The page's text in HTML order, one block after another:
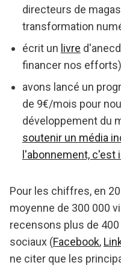
directeurs de
transformation
écrit un livre
financer nos
avons lancé un
de 9€/mois pour
développement du
soutenir un média
l'abonnement, c'est
Pour les chiffres, en
moyenne de 300 000
recensons plus de
sociaux (Facebook,
ne citer que les